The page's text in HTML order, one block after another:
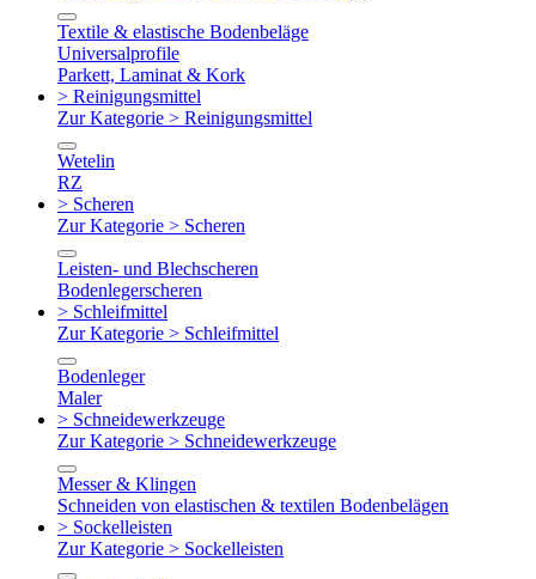
Textile & elastische Bodenbeläge
Universalprofile
Parkett, Laminat & Kork
> Reinigungsmittel
Zur Kategorie > Reinigungsmittel
Wetelin
RZ
> Scheren
Zur Kategorie > Scheren
Leisten- und Blechscheren
Bodenlegerscheren
> Schleifmittel
Zur Kategorie > Schleifmittel
Bodenleger
Maler
> Schneidewerkzeuge
Zur Kategorie > Schneidewerkzeuge
Messer & Klingen
Schneiden von elastischen & textilen Bodenbelägen
> Sockelleisten
Zur Kategorie > Sockelleisten